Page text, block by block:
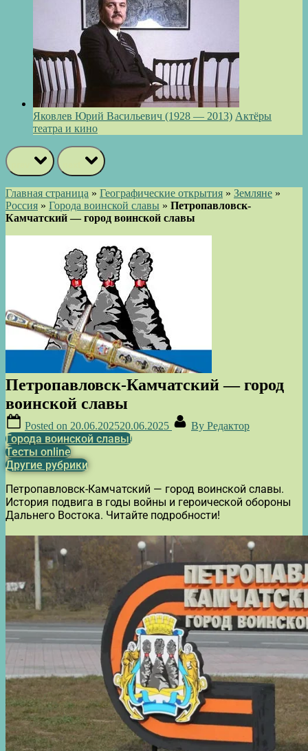
Яковлев Юрий Васильевич (1928 — 2013) Актёры
театра и кино
Главная страница » Географические открытия » Земляне »
Россия » Города воинской славы » Петропавловск-
Камчатский — город воинской славы
Петропавловск-Камчатский — город
воинской славы
Posted on 20.06.202520.06.2025 By Редактор
Города воинской славы!
Тесты online
Другие рубрики
Петропавловск-Камчатский — город воинской славы.
История подвига в годы войны и героической обороны
Дальнего Востока. Читайте подробности!